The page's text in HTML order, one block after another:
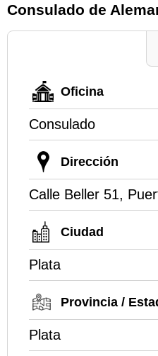
Consulado de
Oficina
Consulado
Dirección
Calle Beller 51,
Ciudad
Plata
Provincia /
Plata